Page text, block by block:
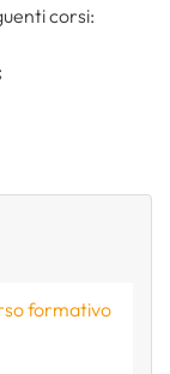
corsi:
formativo